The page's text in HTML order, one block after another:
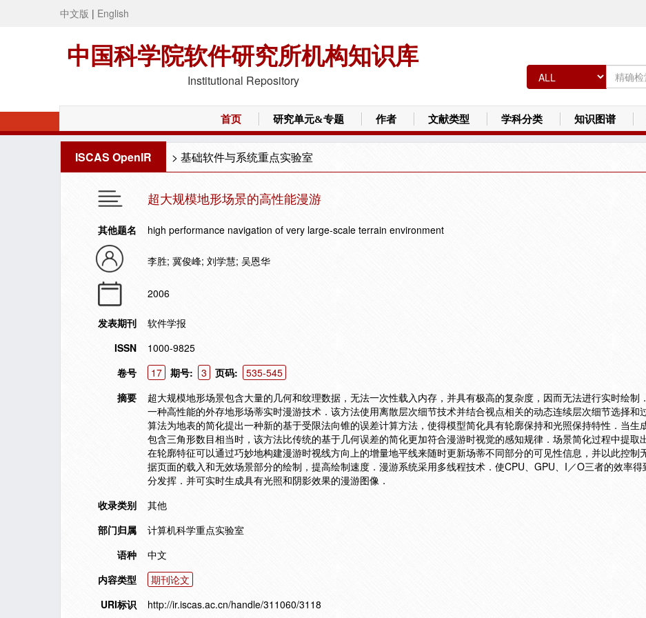
中文版 | English
中国科学院软件研究所机构知识库
Institutional Repository
首页 研究单元&专题 作者 文献类型 学科分类 知识图谱
ISCAS OpenIR > 基础软件与系统重点实验室
超大规模地形场景的高性能漫游
其他题名 high performance navigation of very large-scale terrain environment
李胜; 冀俊峰; 刘学慧; 吴恩华
2006
发表期刊
软件学报
ISSN
1000-9825
卷号
17 期号: 3 页码:
535-545
摘要
超大规模地形场景包含大量的几何和纹理数据，无法一次性载入内存，并具有极高的复杂度，因而无法进行实时绘制
一种高性能的外存地形场蒂实时漫游技术．该方法使用离散层次细节技术并结合视点相关的动态连续层次细节选择和
算法为地表的简化提出一种新的基于受限法向锥的误差计算方法，使得模型简化具有轮廓保持和光照保持特性．当生
包含三角形数目相当时，该方法比传统的基于几何误差的简化更加符合漫游时视觉的感知规律．场景简化过程中提取
在轮廓特征可以通过巧妙地构建漫游时视线方向上的增量地平线来随时更新场蒂不同部分的可见性信息，并以此控制
据页面的载入和无效场景部分的绘制，提高绘制速度．漫游系统采用多线程技术．使CPU、GPU、I／O三者的效率得
分发挥．并可实时生成具有光照和阴影效果的漫游图像．
收录类别
其他
部门归属
计算机科学重点实验室
语种
中文
内容类型
期刊论文
URI标识
http://ir.iscas.ac.cn/handle/311060/3118